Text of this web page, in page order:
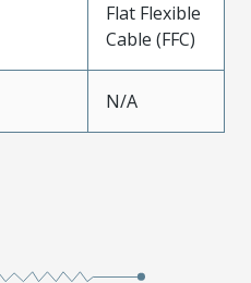
Flat Flexible
Cable (FFC)
N/A